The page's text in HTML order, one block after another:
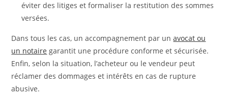
éviter des litiges et formaliser la restitution des sommes
versées.
Dans tous les cas, un accompagnement par unavocat ou
un notaire garantit une procédure conforme et sécurisée.
Enfin, selon la situation, l’acheteur ou le vendeur peut
réclamer des dommages et intérêts en cas de rupture
abusive.